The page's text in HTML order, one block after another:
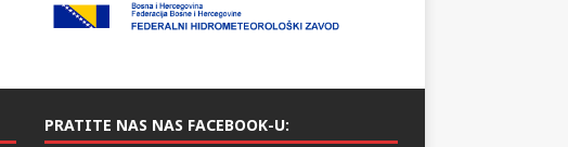
PRATITE NAS NAS FACEBOOK-U: